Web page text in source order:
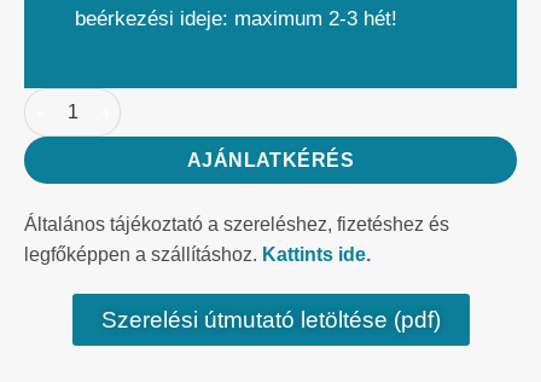
beérkezési ideje: maximum 2-3 hét!
AJÁNLATKÉRÉS
Általános tájékoztató a szereléshez, fizetéshez és
legfőképpen a szállításhoz. Kattints ide.
Szerelési útmutató letöltése (pdf)